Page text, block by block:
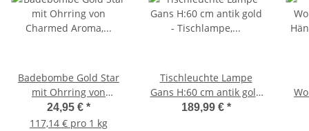
Badebombe Gold Star
mit Ohrring von
Charmed Aroma,
Badekugel Stern mit
24,95 € *
117,14 € pro 1 kg
Tischleuchte Lampe
Gans H:60 cm antik gold
189,99 € *